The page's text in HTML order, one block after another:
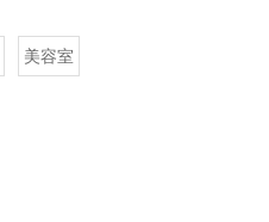
美容室